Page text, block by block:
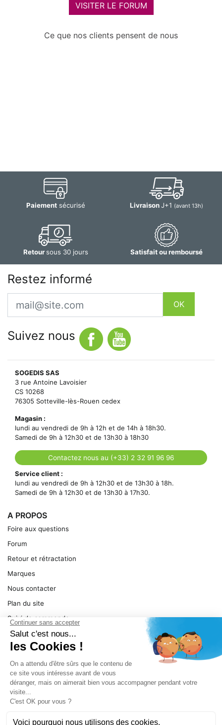
VISITER LE FORUM
Ce que nos clients pensent de nous
Paiementsécurisé LivraisonJ+1 (avant 13h)
Retoursous 30 jours Satisfait ou remboursé
Restez informé
Email
OK
Suivez nous
SOGEDIS SAS
3 rue Antoine Lavoisier
CS 10268
76305 Sotteville-lès-Rouen cedex
Magasin :
lundi au vendredi de 9h à 12h et de 14h à 18h30.
Samedi de 9h à 12h30 et de 13h30 à 18h30
Contactez nous au (+33) 2 32 91 96 96
Service client :
lundi au vendredi de 9h à 12h30 et de 13h30 à 18h.
Samedi de 9h à 12h30 et de 13h30 à 17h30.
A PROPOS
Foire aux questions
Forum
Retour et rétractation
Marques
Nous contacter
Plan du site
Suivi de commande
Ma facture
Mentions légales
Conditions générales
SERVICE
Pièces détachées